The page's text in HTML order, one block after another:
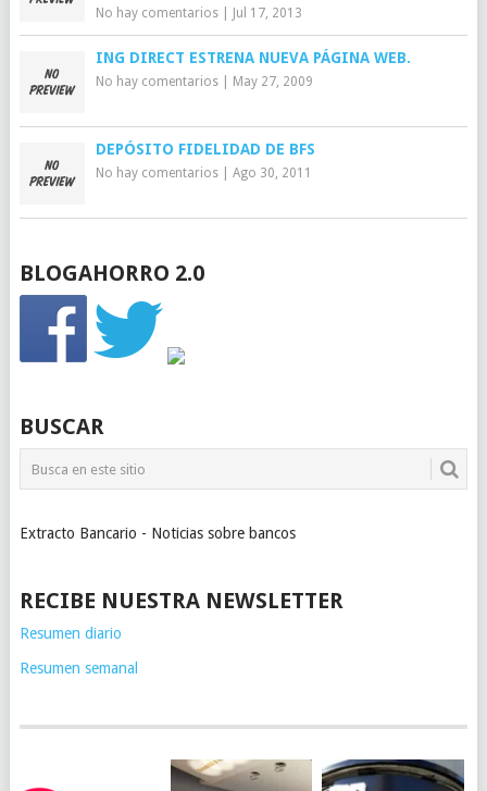
No hay comentarios| Jul 17, 2013
ING DIRECT ESTRENA NUEVA PÁGINA WEB.
No hay comentarios| May 27, 2009
DEPÓSITO FIDELIDAD DE BFS
No hay comentarios| Ago 30, 2011
BLOGAHORRO 2.0
BUSCAR
Extracto Bancario - Noticias sobre bancos
RECIBE NUESTRA NEWSLETTER
Resumen diario
Resumen semanal